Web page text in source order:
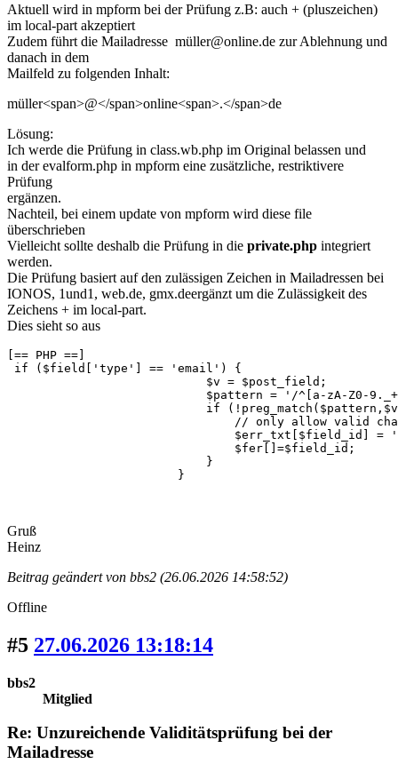
Aktuell wird in mpform bei der Prüfung z.B: auch + (pluszeichen)
im local-part akzeptiert
Zudem führt die Mailadresse müller@online.de zur Ablehnung und
danach in dem
Mailfeld zu folgenden Inhalt:
müller<span>@</span>online<span>.</span>de
Lösung:
Ich werde die Prüfung in class.wb.php im Original belassen und
in der evalform.php in mpform eine zusätzliche, restriktivere
Prüfung
ergänzen.
Nachteil, bei einem update von mpform wird diese file
überschrieben
Vielleicht sollte deshalb die Prüfung in die private.php integriert
werden.
Die Prüfung basiert auf den zulässigen Zeichen in Mailadressen bei
IONOS, 1und1, web.de, gmx.deergänzt um die Zulässigkeit des
Zeichens + im local-part.
Dies sieht so aus
[== PHP ==]
if ($field['type'] == 'email') {
                            $v = $post_field;
$pattern = '/^[a-zA-Z0-
if
// only allow valid
$err_txt[$field_id] =
                                $fer[]=$field_id;
                            }
                        }
Gruß
Heinz
Beitrag geändert von bbs2 (26.06.2026 14:58:52)
Offline
#5 27.06.2026 13:18:14
bbs2
Mitglied
Re: Unzureichende Validitätsprüfung bei der
Mailadresse